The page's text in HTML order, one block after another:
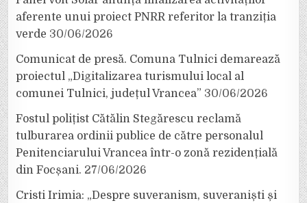
aferente unui proiect PNRR referitor la tranziția
verde 30/06/2026
Comunicat de presă. Comuna Tulnici demarează
proiectul „Digitalizarea turismului local al
comunei Tulnici, județul Vrancea” 30/06/2026
Fostul polițist Cătălin Stegărescu reclamă
tulburarea ordinii publice de către personalul
Penitenciarului Vrancea într-o zonă rezidențială
din Focșani. 27/06/2026
Cristi Irimia: „Despre suveranism, suveraniști și